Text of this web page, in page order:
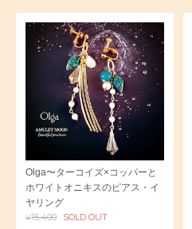
Olga〜ターコイズ×コッパーと
ホワイトオニキスのピアス・イ
ヤリング
¥15,400 SOLD OUT